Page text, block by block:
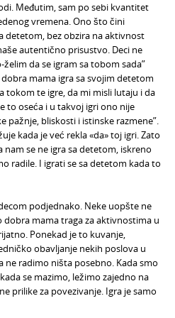
Međutim, sam po sebi kvantitet
vremena. Ono što čini
detetom, bez obzira na aktivnost
autentično prisustvo. Deci ne
želim da se igram sa tobom sada”
mama igra sa svojim detetom
tokom te igre, da mi misli lutaju i da
to oseća i u takvoj igri ono nije
pažnje, bliskosti i istinske razmene”.
kada je već rekla «da» toj igri. Zato
se ne igra sa detetom, iskreno
radile. I igrati se sa detetom kada to
podjednako. Neke uopšte ne
mama traga za aktivnostima u
Ponekad je to kuvanje,
obavljanje nekih poslova u
ne radimo ništa posebno. Kada smo
se mazimo, ležimo zajedno na
prilike za povezivanje. Igra je samo